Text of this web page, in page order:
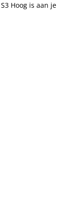
Hoog is aan je